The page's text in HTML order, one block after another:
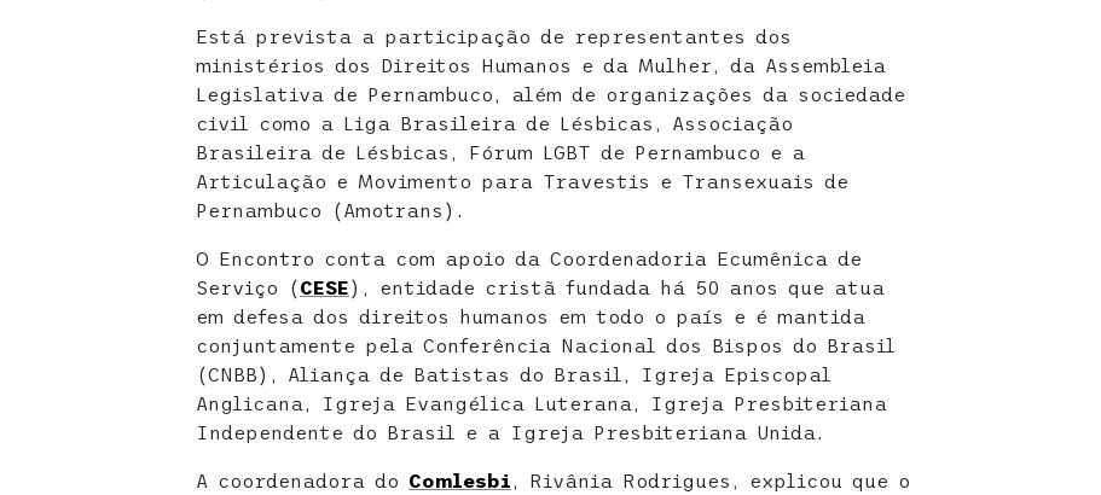
Está prevista a participação de representantes dos
ministérios dos Direitos Humanos e da Mulher, da Assembleia
Legislativa de Pernambuco, além de organizações da sociedade
civil como a Liga Brasileira de Lésbicas, Associação
Brasileira de Lésbicas, Fórum LGBT de Pernambuco e a
Articulação e Movimento para Travestis e Transexuais de
Pernambuco (Amotrans).
O Encontro conta com apoio da Coordenadoria Ecumênica de
Serviço (CESE), entidade cristã fundada há 50 anos que atua
em defesa dos direitos humanos em todo o país e é mantida
conjuntamente pela Conferência Nacional dos Bispos do Brasil
(CNBB), Aliança de Batistas do Brasil, Igreja Episcopal
Anglicana, Igreja Evangélica Luterana, Igreja Presbiteriana
Independente do Brasil e a Igreja Presbiteriana Unida.
A coordenadora do Comlesbi, Rivânia Rodrigues, explicou que o